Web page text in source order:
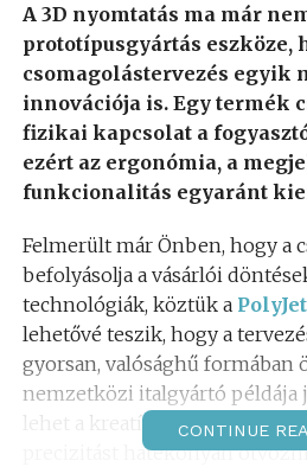
A 3D nyomtatás ma már
prototípusgyártás eszköze,
csomagolástervezés egyik
innovációja is. Egy termék
fizikai kapcsolat a
ezért az ergonómia, a
funkcionalitás egyaránt
Felmerült már Önben, hogy a
befolyásolja a vásárlói
technológiák, köztük a
lehetővé teszik, hogy a
gyorsan, valósághű formában
nemzetközi italgyártó példája
lehet a kreatív elképzeléseket
precizitást hatékonyan
CONTINUE